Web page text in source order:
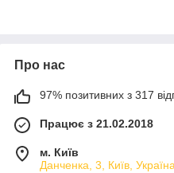
Про нас
97% позитивних з 317
Працює з 21.02.2018
м. Київ
Данченка, 3, Київ, Україна